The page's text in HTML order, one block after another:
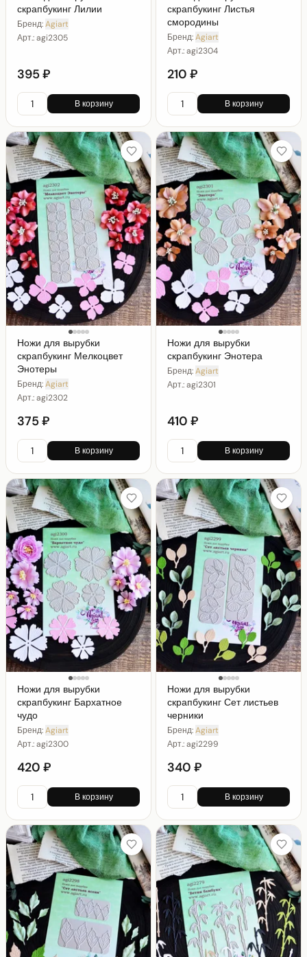
скрапбукинг Лилии
Бренд:Agiart
Арт.:agi2305
395 ₽
В корзину
скрапбукинг Листья
смородины
Бренд:Agiart
Арт.:agi2304
210 ₽
В корзину
Ножи для вырубки
скрапбукинг Мелкоцвет
Энотеры
Бренд:Agiart
Арт.:agi2302
375 ₽
В корзину
Ножи для вырубки
скрапбукинг Энотера
Бренд:Agiart
Арт.:agi2301
410 ₽
В корзину
Ножи для вырубки
скрапбукинг Бархатное
чудо
Бренд:Agiart
Арт.:agi2300
420 ₽
В корзину
Ножи для вырубки
скрапбукинг Сет листьев
черники
Бренд:Agiart
Арт.:agi2299
340 ₽
В корзину